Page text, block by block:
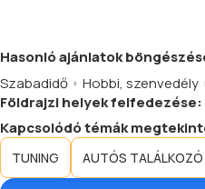
Hasonlóajánlatok
Szabadidő
Hobbi, szenvedély
Földrajzi helyek felfedezése:
Kapcsolódó témák
TUNING AUTÓS TALÁLKOZÓ